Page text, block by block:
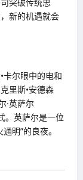
新的机遇就会
卡尔眼中的电和
里斯•安德森
·英萨尔
。英萨尔是一位
明”的良夜。